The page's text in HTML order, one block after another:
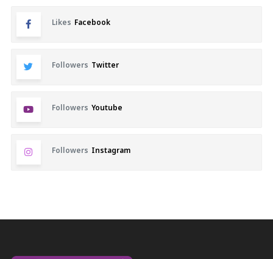
Likes Facebook
Followers Twitter
Followers Youtube
Followers Instagram